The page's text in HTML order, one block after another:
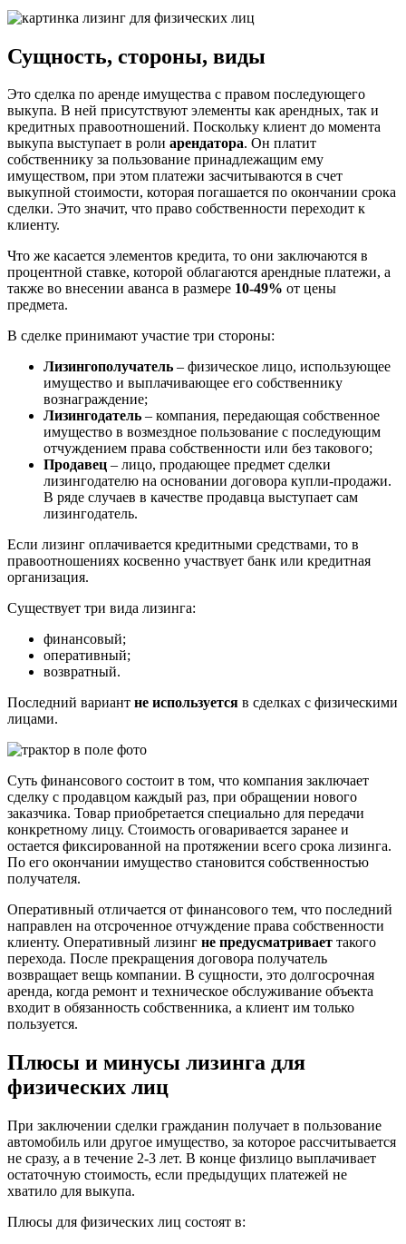
Сущность, стороны, виды
Это сделка по аренде имущества с правом последующего
выкупа. В ней присутствуют элементы как арендных, так и
кредитных правоотношений. Поскольку клиент до момента
выкупа выступает в роли арендатора. Он платит
собственнику за пользование принадлежащим ему
имуществом, при этом платежи засчитываются в счет
выкупной стоимости, которая погашается по окончании срока
сделки. Это значит, что право собственности переходит к
клиенту.
Что же касается элементов кредита, то они заключаются в
процентной ставке, которой облагаются арендные платежи, а
также во внесении аванса в размере 10-49% от цены
предмета.
В сделке принимают участие три стороны:
Лизингополучатель – физическое лицо, использующее
имущество и выплачивающее его собственнику
вознаграждение;
Лизингодатель – компания, передающая собственное
имущество в возмездное пользование с последующим
отчуждением права собственности или без такового;
Продавец – лицо, продающее предмет сделки
лизингодателю на основании договора купли-продажи.
В ряде случаев в качестве продавца выступает сам
лизингодатель.
Если лизинг оплачивается кредитными средствами, то в
правоотношениях косвенно участвует банк или кредитная
организация.
Существует три вида лизинга:
финансовый;
оперативный;
возвратный.
Последний вариант не используется в сделках с физическими
лицами.
Суть финансового состоит в том, что компания заключает
сделку с продавцом каждый раз, при обращении нового
заказчика. Товар приобретается специально для передачи
конкретному лицу. Стоимость оговаривается заранее и
остается фиксированной на протяжении всего срока лизинга.
По его окончании имущество становится собственностью
получателя.
Оперативный отличается от финансового тем, что последний
направлен на отсроченное отчуждение права собственности
клиенту. Оперативный лизинг не предусматривает такого
перехода. После прекращения договора получатель
возвращает вещь компании. В сущности, это долгосрочная
аренда, когда ремонт и техническое обслуживание объекта
входит в обязанность собственника, а клиент им только
пользуется.
Плюсы и минусы лизинга для
физических лиц
При заключении сделки гражданин получает в пользование
автомобиль или другое имущество, за которое рассчитывается
не сразу, а в течение 2-3 лет. В конце физлицо выплачивает
остаточную стоимость, если предыдущих платежей не
хватило для выкупа.
Плюсы для физических лиц состоят в: